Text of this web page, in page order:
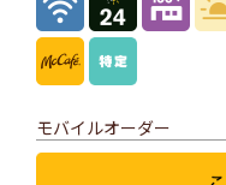
モバイルオーダー